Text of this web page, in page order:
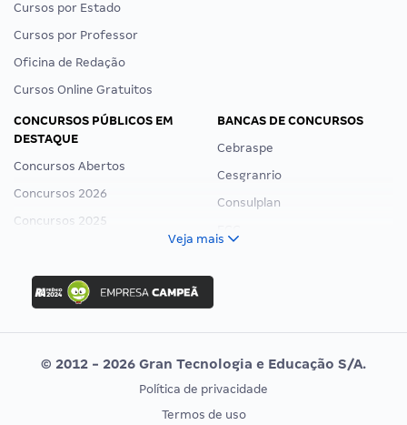
Cursos por Estado
Cursos por Professor
Oficina de Redação
Cursos Online Gratuitos
CONCURSOS PÚBLICOS EM
DESTAQUE
Concursos Abertos
Concursos 2026
Concursos 2025
Concurso Ibama
Concurso MPU
Editais publicados
BANCAS DE CONCURSOS
Cebraspe
Cesgranrio
Consulplan
Vunesp
CONCURSOS POR PROFISSÃO
EXAME DE ORDEM
Veja mais
© 2012 - 2026 Gran Tecnologia e Educação S/A.
Política de privacidade
Termos de uso